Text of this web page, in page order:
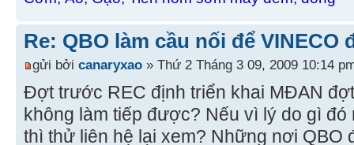
Re: QBO làm cầu nối để VINECO
gửi bởi canaryxao » Thứ 2 Tháng 3 09, 2009 10:14
Đợt trước REC định triển khai MĐAN
không làm tiếp được? Nếu vì lý do gì
thì thử liên hệ lại xem? Những nơi QBO